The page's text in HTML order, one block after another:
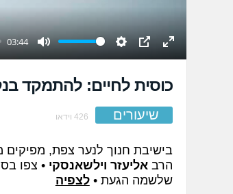
03:44
Mute Settings PIPEnter
fullscreen
כוסית לחיים: להתמקד
שיעורים 426 וידאו
בישיבת חנוך לנער צפת,
הרבאליעזר וילשאנסקי • צפו
שלשמה הגעת •לצפיה